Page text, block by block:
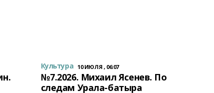
Культура 10 ИЮЛЯ , 06:07
№7.2026. Михаил Ясенев. По
следам Урала-батыра